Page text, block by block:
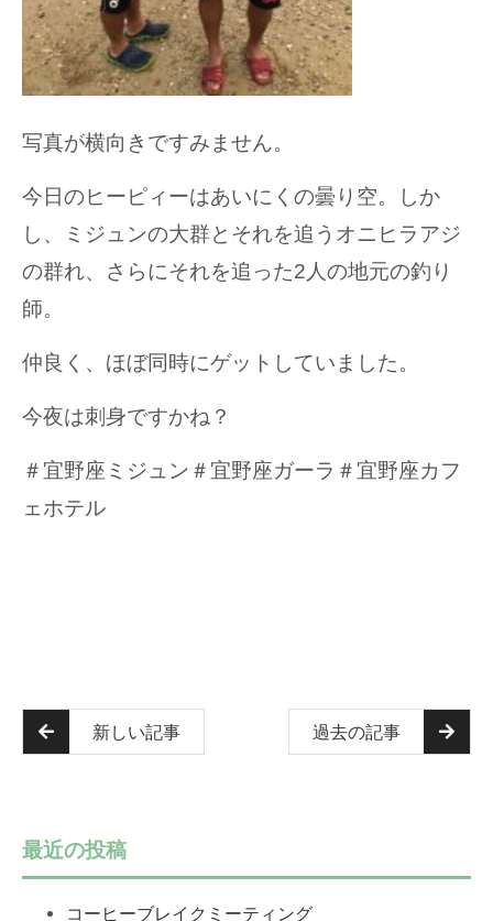
写真が横向きですみません。
今日のヒーピィーはあいにくの曇り空。しか
し、ミジュンの大群とそれを追うオニヒラアジ
の群れ、さらにそれを追った2人の地元の釣り
師。
仲良く、ほぼ同時にゲットしていました。
今夜は刺身ですかね？
＃宜野座ミジュン＃宜野座ガーラ＃宜野座カフ
ェホテル
新しい記事 過去の記事
最近の投稿
コーヒーブレイクミーティング